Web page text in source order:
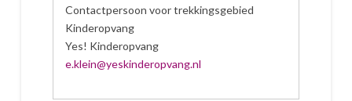
Contactpersoon voor trekkingsgebied
Kinderopvang
Yes! Kinderopvang
e.klein@yeskinderopvang.nl